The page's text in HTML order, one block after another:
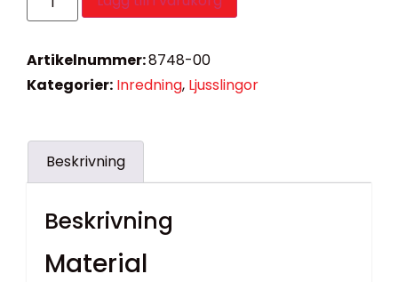
Artikelnummer:8748-00
Kategorier: Inredning, Ljusslingor
Beskrivning
Beskrivning
Material